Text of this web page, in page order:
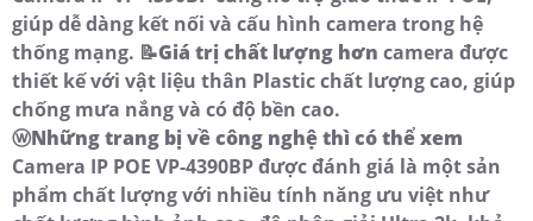
giúp dễ dàng kết nối và cấu hình camera trong hệ
thống mạng. 📝Giá trị chất lượng hơn camera được
thiết kế với vật liệu thân Plastic chất lượng cao, giúp
chống mưa nắng và có độ bền cao.
ⓦNhững trang bị về công nghệ thì có thể xem
Camera IP POE VP-4390BP được đánh giá là một sản
phẩm chất lượng với nhiều tính năng ưu việt như